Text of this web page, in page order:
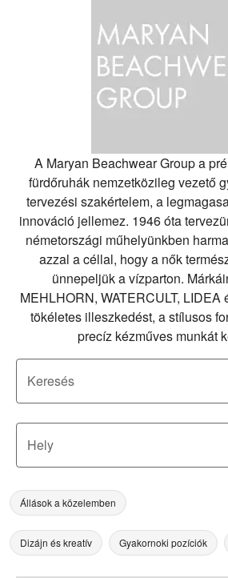
A Maryan Beachwear Group a
fürdőruhák nemzetközileg vezető
tervezési szakértelem, a
innováció jellemez. 1946 óta
németországi műhelyünkben
azzal a céllal, hogy a nők
ünnepeljük a vízparton.
MEHLHORN, WATERCULT, LIDEA
tökéletes illeszkedést, a stílusos
precíz kézműves munkát
Keresés
Hely
Állások a közelemben
Dizájn és kreatív Gyakornoki pozíciók